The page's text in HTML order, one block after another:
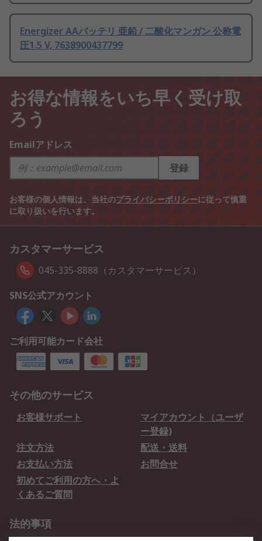
Energizer AAバッテリ 亜鉛 / 二酸化マンガン 公称電
圧1.5 V, 7638900437799
お得な情報をいち早く受け取
ろう
Emailアドレス
登録
お客様の個人情報は、当社のプライバシーポリシーに従って慎重
に取り扱いを行います。
カスタマーサービス
045-335-8888（カスタマーサービス）
SNS公式アカウント
ご利用可能カード会社
その他のサービス
お客様サポート
マイアカウント（ユーザ
ー登録)
注文方法
配送・送料
お支払い方法
お問合せ
初めてご利用の方へ・よ
くあるご質問
法的事項